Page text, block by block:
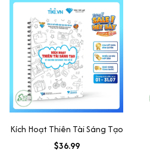
Kích Hoạt Thiên Tài Sáng Tạo
$36.99